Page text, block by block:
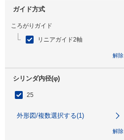
ガイド方式
ころがりガイド
リニアガイド2軸
解除
シリンダ内径(φ)
25
外形図/複数選択する(1)
解除